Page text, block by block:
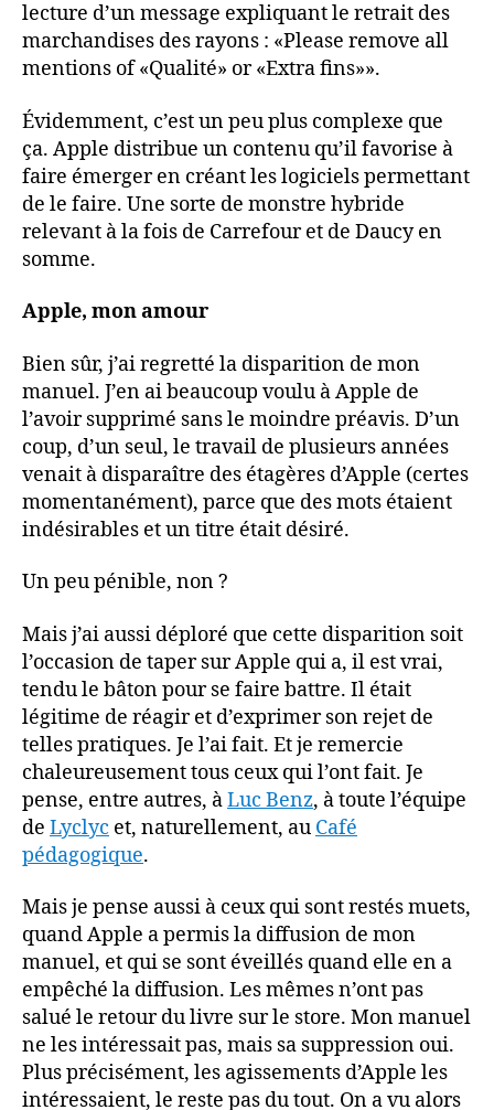
lecture d’un message expliquant le retrait des
marchandises des rayons : «Please remove all
mentions of «Qualité» or «Extra fins»».
Évidemment, c’est un peu plus complexe que
ça. Apple distribue un contenu qu’il favorise à
faire émerger en créant les logiciels permettant
de le faire. Une sorte de monstre hybride
relevant à la fois de Carrefour et de Daucy en
somme.
Apple, mon amour
Bien sûr, j’ai regretté la disparition de mon
manuel. J’en ai beaucoup voulu à Apple de
l’avoir supprimé sans le moindre préavis. D’un
coup, d’un seul, le travail de plusieurs années
venait à disparaître des étagères d’Apple (certes
momentanément), parce que des mots étaient
indésirables et un titre était désiré.
Un peu pénible, non ?
Mais j’ai aussi déploré que cette disparition soit
l’occasion de taper sur Apple qui a, il est vrai,
tendu le bâton pour se faire battre. Il était
légitime de réagir et d’exprimer son rejet de
telles pratiques. Je l’ai fait. Et je remercie
chaleureusement tous ceux qui l’ont fait. Je
pense, entre autres, àLuc Benz, à toute l’équipe
de Lyclyc et, naturellement, au Café
pédagogique.
Mais je pense aussi à ceux qui sont restés muets,
quand Apple a permis la diffusion de mon
manuel, et qui se sont éveillés quand elle en a
empêché la diffusion. Les mêmes n’ont pas
salué le retour du livre sur le store. Mon manuel
ne les intéressait pas, mais sa suppression oui.
Plus précisément, les agissements d’Apple les
intéressaient, le reste pas du tout. On a vu alors